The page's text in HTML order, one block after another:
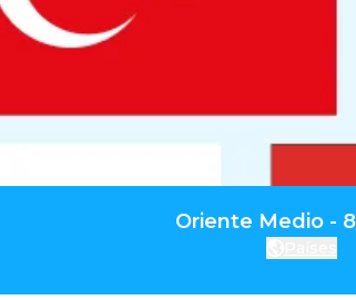
Oriente Medio -